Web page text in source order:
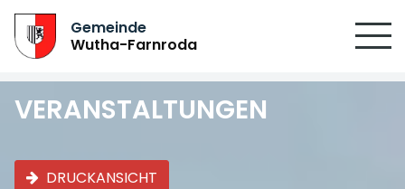
Gemeinde
Wutha-Farnroda
VERANSTALTUNGEN
DRUCKANSICHT